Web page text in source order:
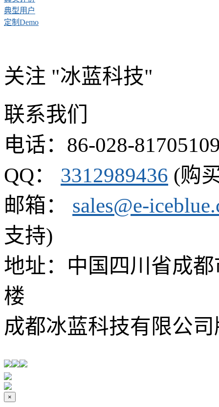
典型用户
定制Demo
关注 "冰蓝科技"
联系我们
电话：86-028-
QQ： 3312989436 (购
邮箱： sales@e-
支持)
地址：中国四川省成
楼
成都冰蓝科技有限公
×